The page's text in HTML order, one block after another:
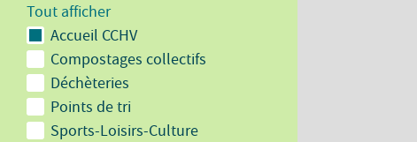
Tout afficher
Accueil CCHV
Compostages collectifs
Déchèteries
Points de tri
Sports-Loisirs-Culture